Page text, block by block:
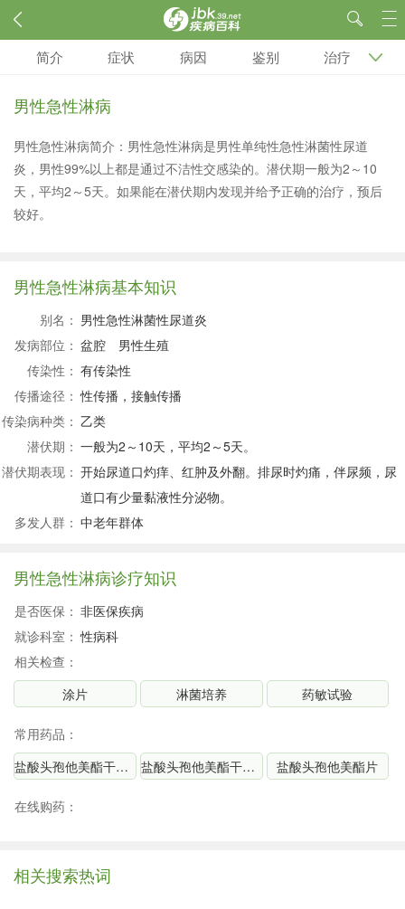
简介 症状 病因 鉴别 治疗
男性急性淋病
男性急性淋病简介：男性急性淋病是男性单纯性急性淋菌性尿道
炎，男性99%以上都是通过不洁性交感染的。潜伏期一般为2～10
天，平均2～5天。如果能在潜伏期内发现并给予正确的治疗，预后
较好。
男性急性淋病基本知识
别名： 男性急性淋菌性尿道炎
发病部位： 盆腔
男性生殖
传染性： 有传染性
传播途径： 性传播，接触传播
传染病种类： 乙类
潜伏期： 一般为2～10天，平均2～5天。
潜伏期表现： 开始尿道口灼痒、红肿及外翻。排尿时灼痛，伴尿频，尿
道口有少量黏液性分泌物。
多发人群： 中老年群体
男性急性淋病诊疗知识
是否医保： 非医保疾病
就诊科室： 性病科
相关检查：
涂片
淋菌培养 药敏试验
常用药品：
盐酸头孢他美酯干混悬剂
盐酸头孢他美酯干混悬剂 盐酸头孢他美酯片
在线购药：
相关搜索热词